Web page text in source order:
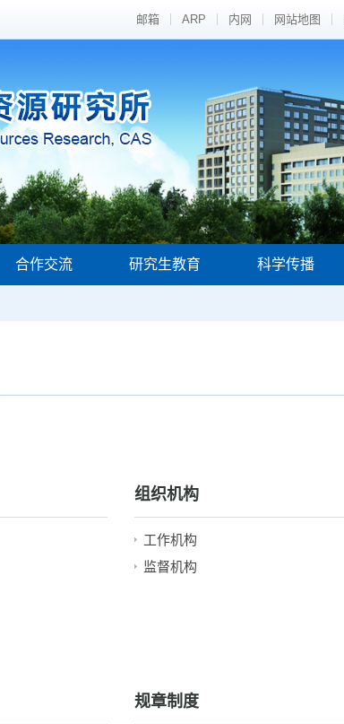
邮箱 ARP 内网 网站地图
合作交流 研究生教育 科学传播
组织机构
工作机构
监督机构
规章制度